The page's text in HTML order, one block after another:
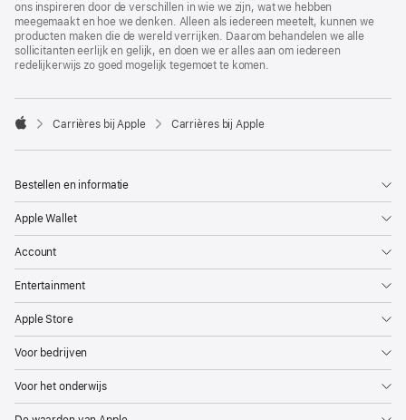
ons inspireren door de verschillen in wie we zijn, wat we hebben
meegemaakt en hoe we denken. Alleen als iedereen meetelt, kunnen we
producten maken die de wereld verrijken. Daarom behandelen we alle
sollicitanten eerlijk en gelijk, en doen we er alles aan om iedereen
redelijkerwijs zo goed mogelijk tegemoet te komen.

Carrières bij Apple Carrières bij Apple
Bestellen en informatie
Apple Wallet
Account
Entertainment
Apple Store
Voor bedrijven
Voor het onderwijs